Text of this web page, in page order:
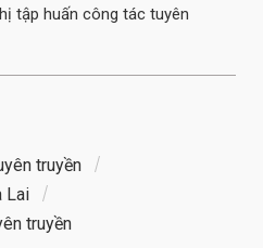
tập huấn công tác tuyên
truyền
Lai
truyền